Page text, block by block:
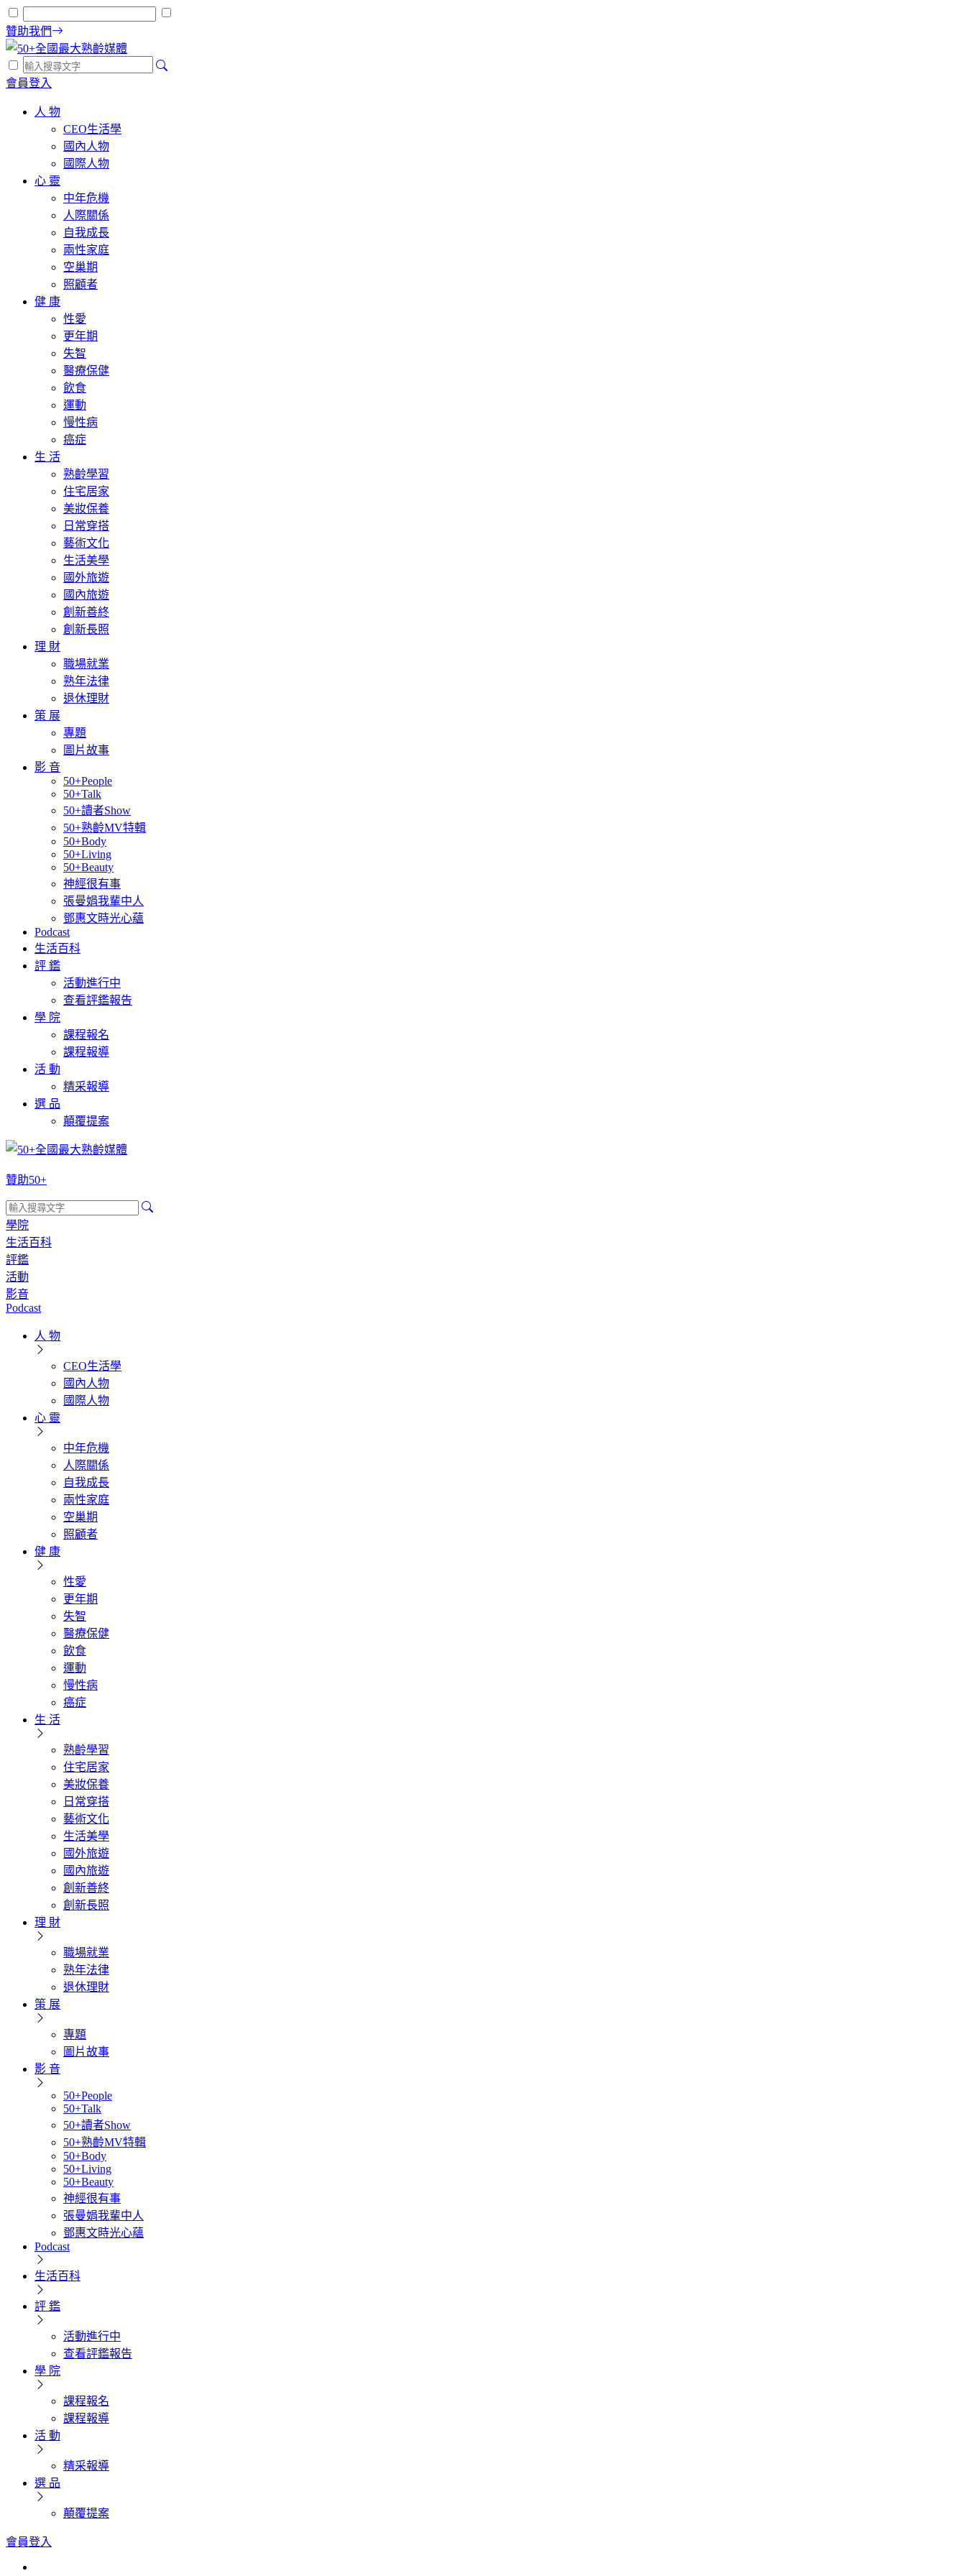
贊助我們
會員登入
人 物
CEO生活學
國內人物
國際人物
心 靈
中年危機
人際關係
自我成長
兩性家庭
空巢期
照顧者
健 康
性愛
更年期
失智
醫療保健
飲食
運動
慢性病
癌症
生 活
熟齡學習
住宅居家
美妝保養
日常穿搭
藝術文化
生活美學
國外旅遊
國內旅遊
創新善終
創新長照
理 財
職場就業
熟年法律
退休理財
策 展
專題
圖片故事
影 音
50+People
50+Talk
50+讀者Show
50+熟齡MV特輯
50+Body
50+Living
50+Beauty
神經很有事
張曼娟我輩中人
鄧惠文時光心蘊
Podcast
生活百科
評 鑑
活動進行中
查看評鑑報告
學 院
課程報名
課程報導
活 動
精采報導
選 品
顛覆提案
贊助50+
學院
生活百科
評鑑
活動
影音
Podcast
人 物
CEO生活學
國內人物
國際人物
心 靈
中年危機
人際關係
自我成長
兩性家庭
空巢期
照顧者
健 康
性愛
更年期
失智
醫療保健
飲食
運動
慢性病
癌症
生 活
熟齡學習
住宅居家
美妝保養
日常穿搭
藝術文化
生活美學
國外旅遊
國內旅遊
創新善終
創新長照
理 財
職場就業
熟年法律
退休理財
策 展
專題
圖片故事
影 音
50+People
50+Talk
50+讀者Show
50+熟齡MV特輯
50+Body
50+Living
50+Beauty
神經很有事
張曼娟我輩中人
鄧惠文時光心蘊
Podcast
生活百科
評 鑑
活動進行中
查看評鑑報告
學 院
課程報名
課程報導
活 動
精采報導
選 品
顛覆提案
會員登入